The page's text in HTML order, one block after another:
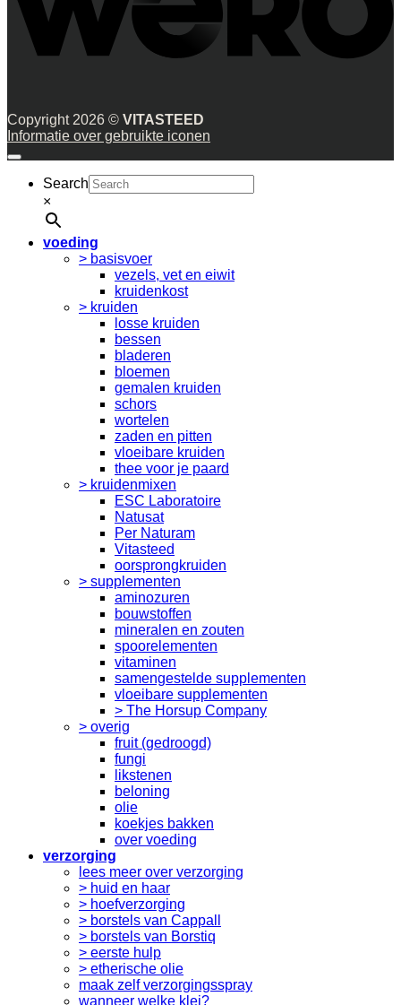
Copyright 2026 © VITASTEED
Informatie over gebruikte iconen
Search
×
voeding
> basisvoer
vezels, vet en eiwit
kruidenkost
> kruiden
losse kruiden
bessen
bladeren
bloemen
gemalen kruiden
schors
wortelen
zaden en pitten
vloeibare kruiden
thee voor je paard
> kruidenmixen
ESC Laboratoire
Natusat
Per Naturam
Vitasteed
oorsprongkruiden
> supplementen
aminozuren
bouwstoffen
mineralen en zouten
spoorelementen
vitaminen
samengestelde supplementen
vloeibare supplementen
> The Horsup Company
> overig
fruit (gedroogd)
fungi
likstenen
beloning
olie
koekjes bakken
over voeding
verzorging
lees meer over verzorging
> huid en haar
> hoefverzorging
> borstels van Cappall
> borstels van Borstiq
> eerste hulp
> etherische olie
maak zelf verzorgingsspray
wanneer welke klei?